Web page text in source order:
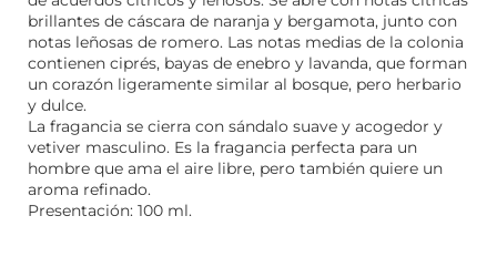
brillantes de cáscara de naranja y bergamota, junto con
notas leñosas de romero. Las notas medias de la colonia
contienen ciprés, bayas de enebro y lavanda, que forman
un corazón ligeramente similar al bosque, pero herbario
y dulce.
La fragancia se cierra con sándalo suave y acogedor y
vetiver masculino. Es la fragancia perfecta para un
hombre que ama el aire libre, pero también quiere un
aroma refinado.
Presentación: 100 ml.